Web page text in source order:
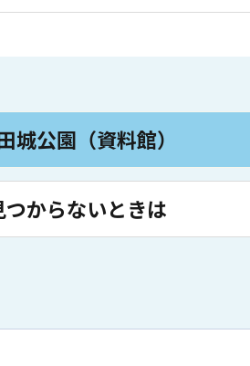
城公園（資料館）
からないときは